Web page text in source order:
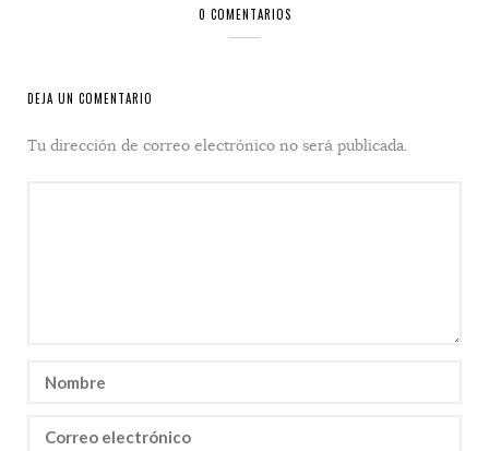
0 COMENTARIOS
DEJA UN COMENTARIO
Tu dirección de correo electrónico no será publicada.